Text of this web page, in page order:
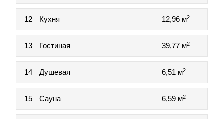
12 Кухня 12,96 м2
13 Гостиная 39,77 м2
14 Душевая 6,51 м2
15 Сауна 6,59 м2